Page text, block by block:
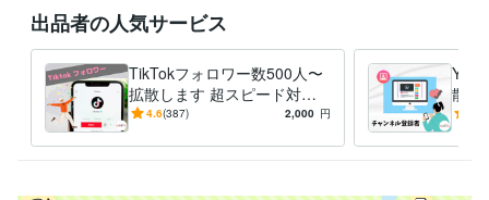
Adobe Illustrator:12年
Canva:1年
得意分野
集客・マーケティング相談 YouTube　1000再生回数の拡散 instagr
amフォロワー拡散 tiktok のいいね拡散サービス
youtube チャンネル
登録者拡散業務
SNS YouTube
再生回数
出品者の人気サービス
TikTokフォロワー数500人〜
拡散します 超スピード対応
で安心・安全にフォロワー数
4.6(387) 2,000 円
散支
るチ